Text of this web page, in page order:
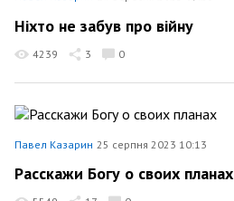
Ніхто не забув про війну
4239 3 0
Павел Казарин 25 серпня 2023 10:13
Расскажи Богу о своих планах